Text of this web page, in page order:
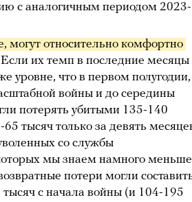
с аналогичным периодом 2023-
могут относительно комфортно
Если их темп в последние месяцы
уровне, что в первом полугодии,
войны и до середины
потерять убитыми 135-140
тысяч только за девять
со службы
мы знаем намного
потери могли
с начала войны (и 104-195